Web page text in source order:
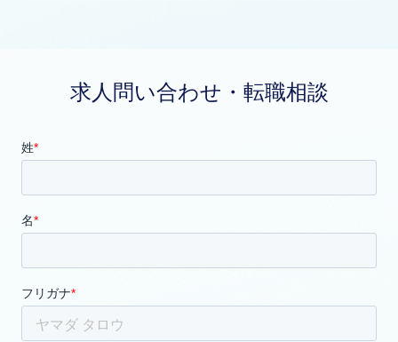
求人問い合わせ・転職相談